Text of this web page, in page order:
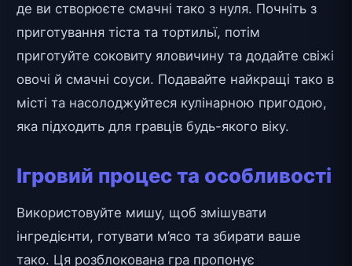
де ви створюєте смачні тако з нуля. Почніть з
приготування тіста та тортильї, потім
приготуйте соковиту яловичину та додайте свіжі
овочі й смачні соуси. Подавайте найкращі тако в
місті та насолоджуйтеся кулінарною пригодою,
яка підходить для гравців будь-якого віку.
Ігровий процес та особливості
Використовуйте мишу, щоб змішувати
інгредієнти, готувати м’ясо та збирати ваше
тако. Ця розблокована гра пропонує